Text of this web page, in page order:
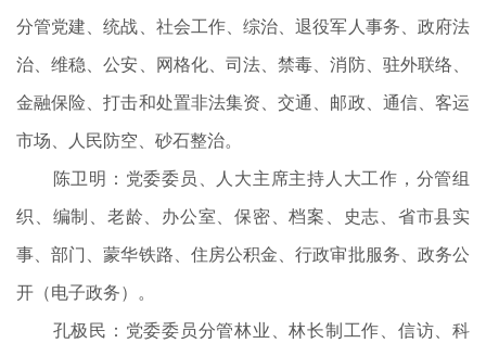
分管党建、统战、社会工作、综治、退役军人事务、政府法
治、维稳、公安、网格化、司法、禁毒、消防、驻外联络、
金融保险、打击和处置非法集资、交通、邮政、通信、客运
市场、人民防空、砂石整治。
陈卫明：党委委员、人大主席主持人大工作，分管组
织、编制、老龄、办公室、保密、档案、史志、省市县实
事、部门、蒙华铁路、住房公积金、行政审批服务、政务公
开（电子政务）。
孔极民：党委委员分管林业、林长制工作、信访、科